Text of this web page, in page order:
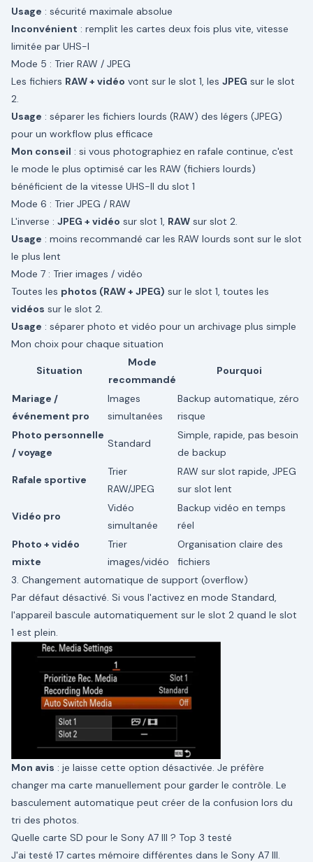
Usage : sécurité maximale absolue
Inconvénient : remplit les cartes deux fois plus vite, vitesse
limitée par UHS-I
Mode 5 : Trier RAW / JPEG
Les fichiers RAW + vidéo vont sur le slot 1, les JPEG sur le slot
2.
Usage : séparer les fichiers lourds (RAW) des légers (JPEG)
pour un workflow plus efficace
Mon conseil : si vous photographiez en rafale continue, c'est
le mode le plus optimisé car les RAW (fichiers lourds)
bénéficient de la vitesse UHS-II du slot 1
Mode 6 : Trier JPEG / RAW
L'inverse : JPEG + vidéo sur slot 1, RAW sur slot 2.
Usage : moins recommandé car les RAW lourds sont sur le slot
le plus lent
Mode 7 : Trier images / vidéo
Toutes les photos (RAW + JPEG) sur le slot 1, toutes les
vidéos sur le slot 2.
Usage : séparer photo et vidéo pour un archivage plus simple
Mon choix pour chaque situation
Situation
Mode
recommandé
Pourquoi
Mariage /
événement pro
Images
simultanées
Backup automatique, zéro
risque
Photo personnelle
/ voyage
Standard
Simple, rapide, pas besoin
de backup
Rafale sportive
Trier
RAW/JPEG
RAW sur slot rapide, JPEG
sur slot lent
Vidéo pro
Vidéo
simultanée
Backup vidéo en temps
réel
Photo + vidéo
mixte
Trier
images/vidéo
Organisation claire des
fichiers
3. Changement automatique de support (overflow)
Par défaut désactivé. Si vous l'activez en mode Standard,
l'appareil bascule automatiquement sur le slot 2 quand le slot
1 est plein.
Mon avis : je laisse cette option désactivée. Je préfère
changer ma carte manuellement pour garder le contrôle. Le
basculement automatique peut créer de la confusion lors du
tri des photos.
Quelle carte SD pour le Sony A7 III ? Top 3 testé
J'ai testé 17 cartes mémoire différentes dans le Sony A7 III.